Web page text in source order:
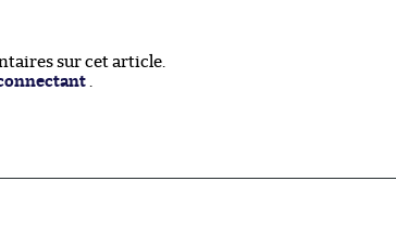
sur cet article.
.